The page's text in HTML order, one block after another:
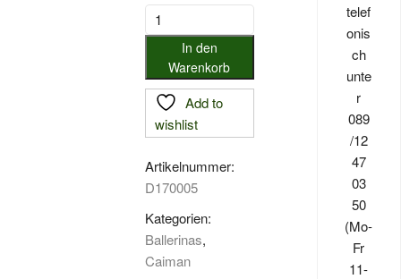
Caiman
Ballerina
Menge
In den
Warenkorb
Add to
wishlist
Artikelnummer:
D170005
Kategorien:
Ballerinas,
Caiman
telef
onis
ch
unte
r
089
/12
47
03
50
(Mo-
Fr
11-